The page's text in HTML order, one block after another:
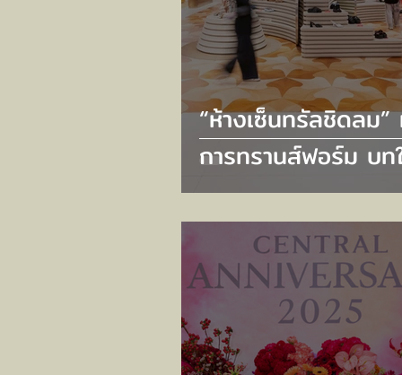
“ห้างเซ็นทรัลชิดลม
การทรานส์ฟอร์ม บท
แห่ง Luxury
ตอกย้ำเอกลักษณ์เห
ระดับ ‘The Store
Bangkok’